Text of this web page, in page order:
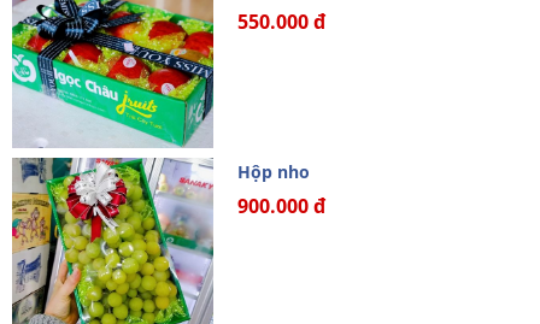
550.000 đ
Hộp nho
900.000 đ